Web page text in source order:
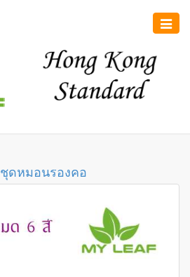
Toggle
ชุดหมอนรองคอ